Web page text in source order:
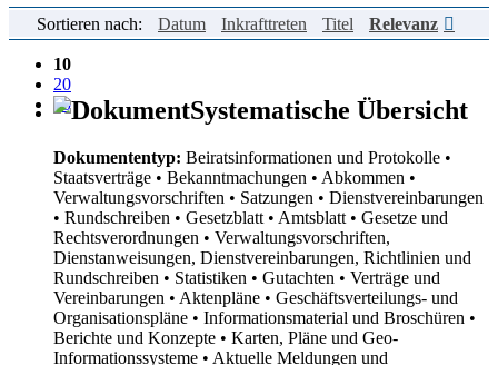
Einträge pro Seite
10
20
50
Sortieren nach: Datum Inkrafttreten Titel Relevanz
Systematische Übersicht
Dokumententyp: Beiratsinformationen und Protokolle •
Staatsverträge • Bekanntmachungen • Abkommen •
Verwaltungsvorschriften • Satzungen • Dienstvereinbarungen
• Rundschreiben • Gesetzblatt • Amtsblatt • Gesetze und
Rechtsverordnungen • Verwaltungsvorschriften,
Dienstanweisungen, Dienstvereinbarungen, Richtlinien und
Rundschreiben • Statistiken • Gutachten • Verträge und
Vereinbarungen • Aktenpläne • Geschäftsverteilungs- und
Organisationspläne • Informationsmaterial und Broschüren •
Berichte und Konzepte • Karten, Pläne und Geo-
Informationssysteme • Aktuelle Meldungen und